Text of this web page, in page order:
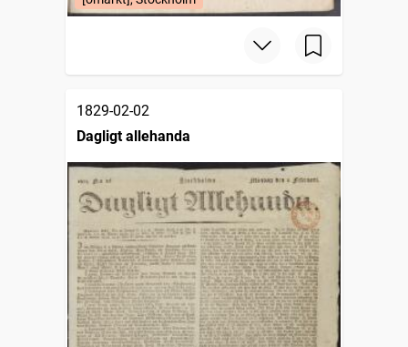
1829-02-02
Dagligt allehanda